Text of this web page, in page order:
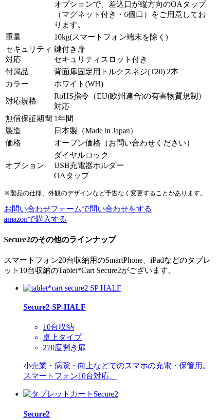
オプションで、差込口が縦方向のOAタップ
（マグネット付き・6個口）をご用意してお
ります。
重量
10kg(スマートフォン端末を除く)
セキュリティ
対応
鍵付き扉
セキュリティスロット付き
付属品
背面扉固定用トルクスネジ(T20) 2本
カラー
ホワイト(WH)
対応規格
RoHS指令（EU(欧州連合)の有害物質規制）
対応
無償保証期間 1年間
製造
日本製（Made in Japan）
価格
オープン価格（お問い合わせください）
オプション
ダイヤルロック
USB充電器ホルダー
OAタップ
※製品の仕様、外観のデザインなど予告なく変更することがあります。
お問い合わせフォームで問い合わせをする
amazonで購入する
Secure2のその他のラインナップ
スマートフォン20台収納用のSmartPhone、iPadなどのタブレ
ット10台収納のTablet*Cart Secure2がございます。
Secure2-SP-HALF
10台収納
卓上タイプ
270度開き扉
小売業・病院・向上などでのスマホの充電・保管用。
スマートフォン10台対応。
Secure2